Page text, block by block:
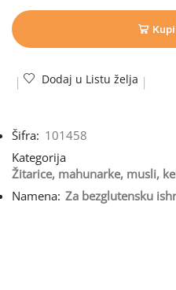
Dodaj u Listu želja
Šifra: 101458
Kategorija
Žitarice, mahunarke, musli,
Namena: Za bezglutensku